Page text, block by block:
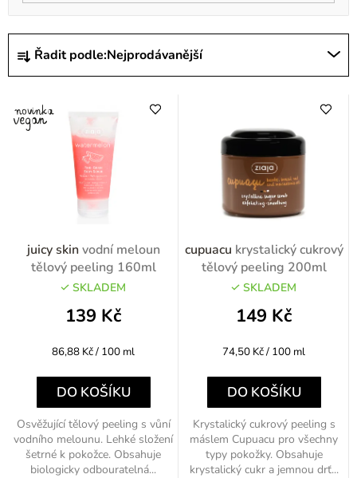
Ř
a
e
Řadit podle:Nejprodávanější
juicy skinvodní meloun
tělový peeling 160ml
SKLADEM
139 Kč
Měrná
86,88 Kč / 100 ml
DO KOŠÍKU
Osvěžující tělový peeling s vůní
vodního melounu. Lehké složení
šetrné k pokožce. Obsahuje
biologicky odbouratelná...
cupuacu krystalický cukrový
tělový peeling 200ml
SKLADEM
149 Kč
Měrná
74,50 Kč / 100 ml
DO KOŠÍKU
Krystalický cukrový peeling s
máslem Cupuacu pro všechny
typy pokožky. Obsahuje
krystalický cukr a jemnou drť...